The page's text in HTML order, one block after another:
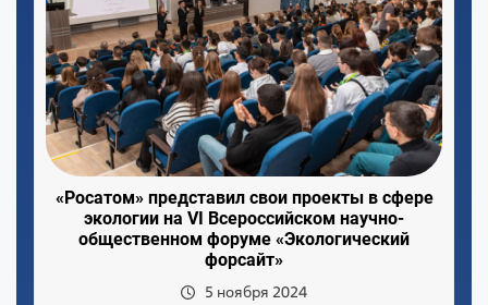
«Росатом» представил свои проекты в сфере
экологии на VI Всероссийском научно-
общественном форуме «Экологический
форсайт»
5 ноября 2024